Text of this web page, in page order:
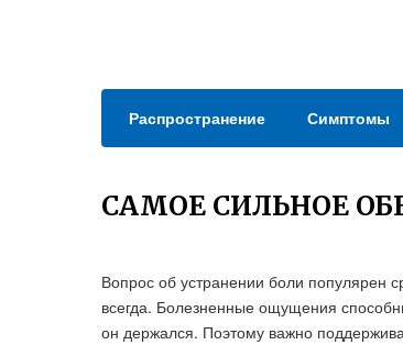
Распространение Симптомы
САМОЕ СИЛЬНОЕ
Вопрос об устранении боли популярен
всегда. Болезненные ощущения
он держался. Поэтому важно